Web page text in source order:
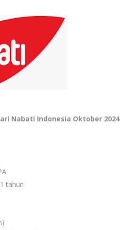
Nabati Indonesia Oktober 2024
tahun